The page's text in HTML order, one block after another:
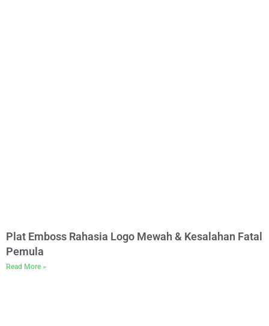
Plat Emboss Rahasia Logo Mewah & Kesalahan Fatal
Pemula
Read More »